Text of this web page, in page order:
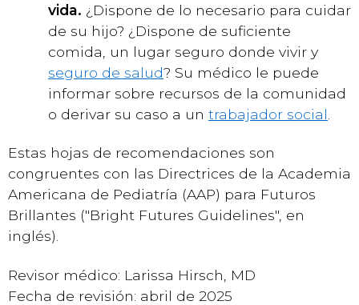
vida. ¿Dispone de lo necesario para cuidar
de su hijo? ¿Dispone de suficiente
comida, un lugar seguro donde vivir y
seguro de salud? Su médico le puede
informar sobre recursos de la comunidad
o derivar su caso a un trabajador social
Estas hojas de recomendaciones son
congruentes con las Directrices de la Academia
Americana de Pediatría (AAP) para Futuros
Brillantes ("Bright Futures Guidelines", en
inglés).
Revisor médico: Larissa Hirsch, MD
Fecha de revisión: abril de 2025